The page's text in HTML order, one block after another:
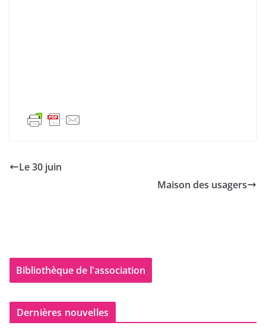
Le 30 juin
Maison des usagers
Bibliothèque de l'association
Dernières nouvelles